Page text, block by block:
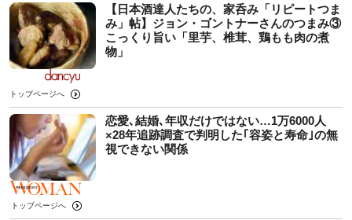
【日本酒達人たちの、家呑み「リピートつま
み」帖】ジョン・ゴントナーさんのつまみ③
こっくり旨い「里芋、椎茸、鶏もも肉の煮
物」
トップページへ
恋愛､結婚､年収だけではない…1万6000人
×28年追跡調査で判明した｢容姿と寿命｣の無
視できない関係
トップページへ